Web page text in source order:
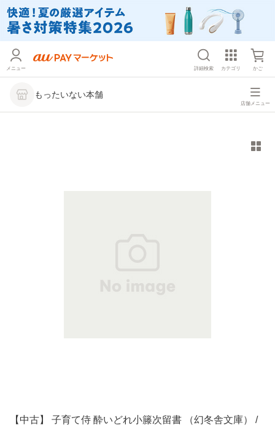
メニュー 詳細検索 カテゴリ かご
もったいない本舗
店舗メニュー
【中古】 子育て侍 酔いどれ小籐次留書 （幻冬舎文庫） /